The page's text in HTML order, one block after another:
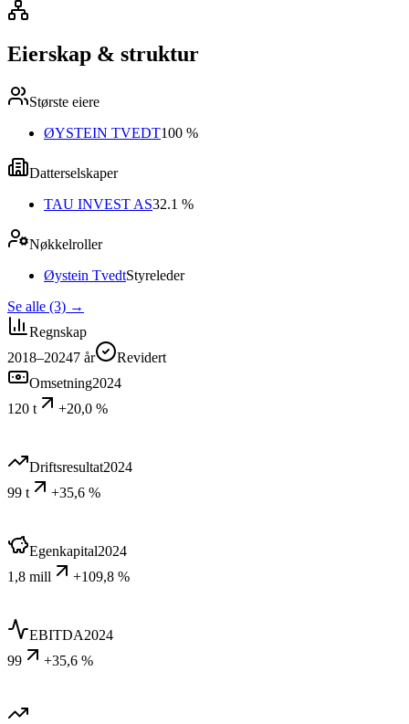
Eierskap & struktur
Største eiere
ØYSTEIN TVEDT100 %
Datterselskaper
TAU INVEST AS32.1 %
Nøkkelroller
Øystein TvedtStyreleder
Se alle (3) →
Regnskap
2018–20247 år
Revidert
Omsetning2024
120 t
+20,0 %
Driftsresultat2024
99 t
+35,6 %
Egenkapital2024
1,8 mill
+109,8 %
EBITDA2024
99
+35,6 %